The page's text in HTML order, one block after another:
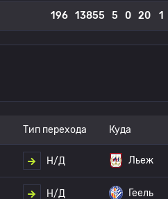
196 13855 5 0 20 1
Тип перехода Куда
Н/Д Льеж
Н/Д Геель